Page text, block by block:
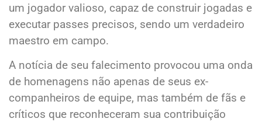
um jogador valioso, capaz de construir jogadas e
executar passes precisos, sendo um verdadeiro
maestro em campo.
A notícia de seu falecimento provocou uma onda
de homenagens não apenas de seus ex-
companheiros de equipe, mas também de fãs e
críticos que reconheceram sua contribuição